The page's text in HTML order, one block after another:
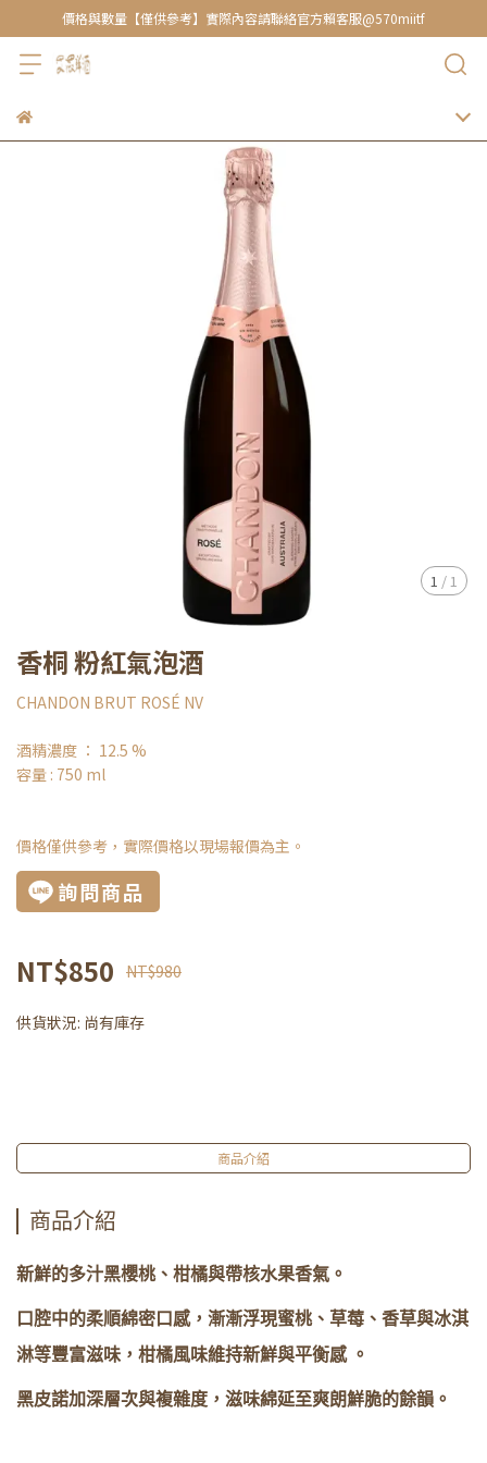
價格與數量【僅供參考】實際內容請聯絡官方賴客服@570miitf
1 / 1
香桐 粉紅氣泡酒
CHANDON BRUT ROSÉ NV
酒精濃度 ： 12.5 %
容量 : 750 ml
價格僅供參考，實際價格以現場報價為主。
詢問商品
NT$850 NT$980
供貨狀況: 尚有庫存
商品介紹
商品介紹
新鮮的多汁黑櫻桃、柑橘與帶核水果香氣。
口腔中的柔順綿密口感，漸漸浮現蜜桃、草莓、香草與冰淇
淋等豐富滋味，柑橘風味維持新鮮與平衡感 。
黑皮諾加深層次與複雜度，滋味綿延至爽朗鮮脆的餘韻。